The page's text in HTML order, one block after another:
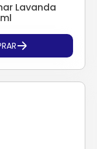
Lavanda